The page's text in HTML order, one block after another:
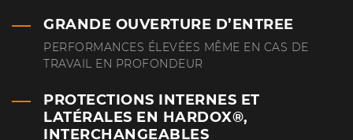
GRANDE OUVERTURE D’ENTREE
PERFORMANCES ÉLEVÉES MÊME EN CAS DE
TRAVAIL EN PROFONDEUR
PROTECTIONS INTERNES ET
LATÉRALES EN HARDOX®,
INTERCHANGEABLES